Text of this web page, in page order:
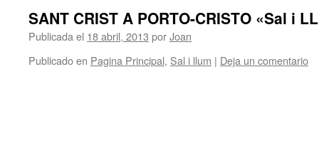
SANT CRIST A PORTO-CRISTO «Sal i
Publicada el 18 abril, 2013 porJoan
Publicado en Pagina Principal, Sal i llum | Deja un comentario